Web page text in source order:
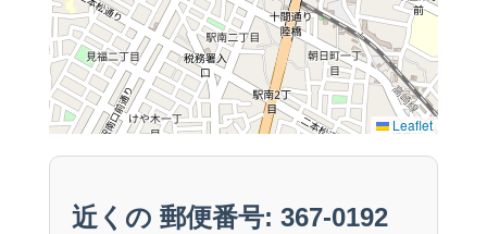
Leaflet
近くの 郵便番号: 367-0192